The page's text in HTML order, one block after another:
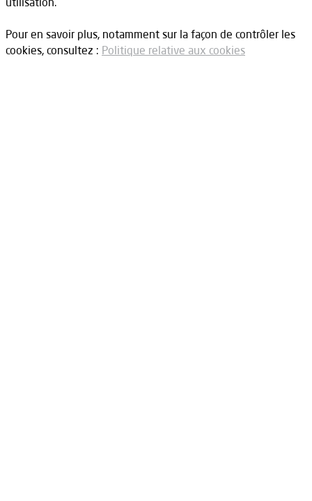
Pour en savoir plus, notamment sur la façon de contrôler les
cookies, consultez : Politique relative aux cookies